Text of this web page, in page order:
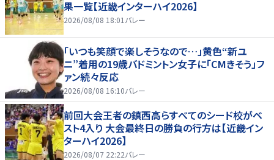
果一覧【近畿インターハイ2026】
2026/08/08 18:01 バレー
「いつも笑顔で楽しそうなので…」黄色“新ユ
ニ”着用の19歳バドミントン女子に「CMきそう」フ
ァン続々反応
2026/08/08 16:10バレー
前回大会王者の鎮西高らすべてのシード校がベ
スト4入り 大会最終日の勝負の行方は【近畿イン
ターハイ2026】
2026/08/07 22:22バレー